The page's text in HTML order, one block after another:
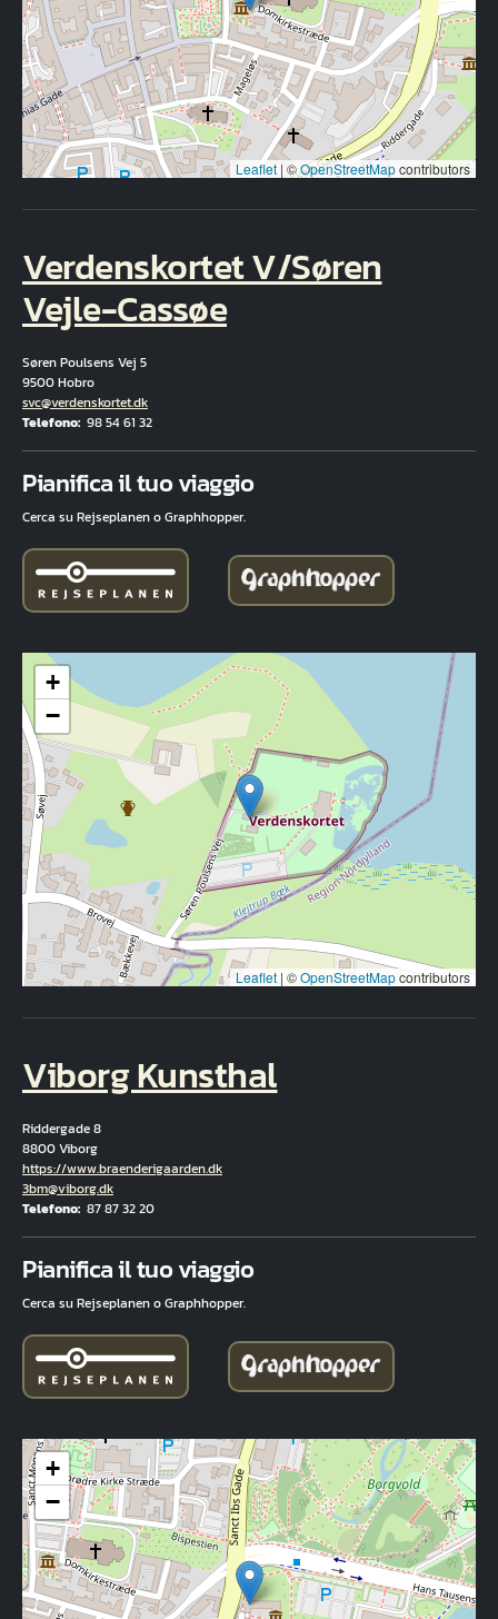
Leaflet | ©OpenStreetMapcontributors
Verdenskortet V/Søren
Vejle-Cassøe
Søren Poulsens Vej 5
9500 Hobro
E-mail
svc@verdenskortet.dk
Telefono 98 54 61 32
Pianifica il tuo viaggio
Cerca su Rejseplanen o Graphhopper.
+
−
Leaflet | ©OpenStreetMapcontributors
Viborg Kunsthal
Riddergade 8
8800 Viborg
Hjemmeside
https://www.braenderigaarden.dk
E-mail
3bm@viborg.dk
Telefono 87 87 32 20
Pianifica il tuo viaggio
Cerca su Rejseplanen o Graphhopper.
+
−